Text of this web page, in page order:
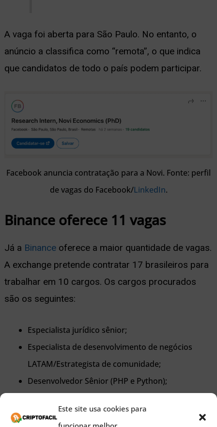
Este site usa cookies para
A vaga foi aberta para São Paulo. No entanto, o
anúncio a classifica como “remota”, o que indica
que candidatos de todo o país podem participar.
Facebook anuncia contratação para a Novi. Fonte: perfil
de vagas do Facebook/LinkedIn.
Binance oferece 11 vagas
Já a Binanceoferece a maior quantidade de vagas.
A exchange pretende contratar 17 brasileiros para
trabalhar em 10 cargos. Os cargos procurados
são os seguintes:
Especialista jurídico sênior;
Especialista de desenvolvimento de negócios
LATAM/Estrategista de comunidade;
Desenvolvedor Sênior (PHP e Python);
Gerente de vendas e contas institucionais LATAM;